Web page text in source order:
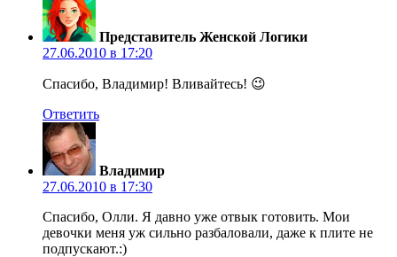
Представитель Женской Логики
27.06.2010 в 17:20
Спасибо, Владимир! Вливайтесь! 😉
Ответить
Владимир
27.06.2010 в 17:30
Спасибо, Олли. Я давно уже отвык готовить. Мои
девочки меня уж сильно разбаловали, даже к плите не
подпускают.:)